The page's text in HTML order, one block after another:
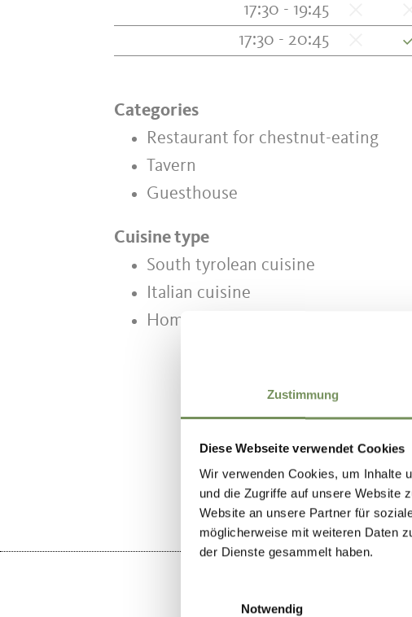
Zustimmung
Diese Webseite verwendet Cookies
Wir verwenden Cookies, um Inhalte
und die Zugriffe auf unsere Website
Website an unsere Partner für
möglicherweise mit weiteren Daten
der Dienste gesammelt haben.
Notwendig
17:30 - 19:45
17:30 - 20:45
Categories
Restaurant for chestnut-eating
Tavern
Guesthouse
Cuisine type
South tyrolean cuisine
Italian cuisine
Home-made food products
DID YOU FIND